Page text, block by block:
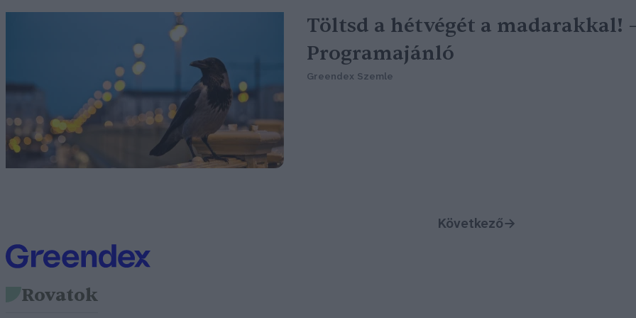
Töltsd a hétvégét a madarakkal!
Programajánló
Greendex Szemle
Következő→
Rovatok